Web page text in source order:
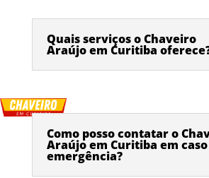
Quais serviços o Chaveiro
Araújo em Curitiba
Como posso contatar o
Araújo em Curitiba em
emergência?